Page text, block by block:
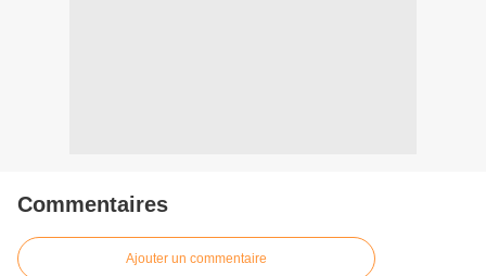
Commentaires
Ajouter un commentaire